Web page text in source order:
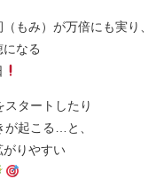
もみ）が万倍にも実り、
なる
スタートしたり
が起こる…と、
がりやすい